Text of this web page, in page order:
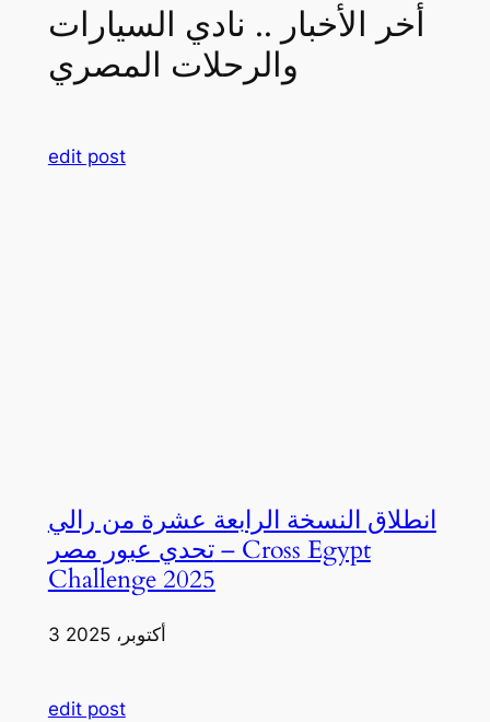
أخر الأخبار .. نادي السيارات
والرحلات المصري
edit post
انطلاق النسخة الرابعة عشرة من رالي
تحدي عبور مصر – Cross Egypt
Challenge 2025
3 أكتوبر، 2025
edit post